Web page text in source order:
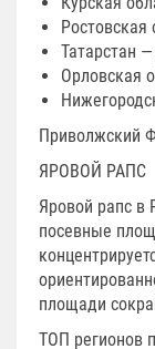
Ростовская
Татарстан
Орловская
Приволжский
ЯРОВОЙ РАПС
Яровой рапс в
посевные
площади
ТОП регионов